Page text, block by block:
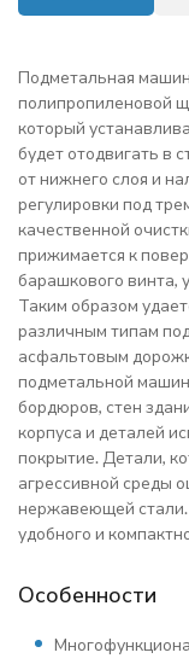
Подметальная
полипропиленовой
который
будет отодвигать в
от нижнего слоя и
регулировки под
качественной
прижимается к
барашкового винта,
Таким образом
различным типам
асфальтовым
подметальной
бордюров, стен
корпуса и деталей
покрытие. Детали,
агрессивной среды
нержавеющей стали.
удобного и
Особенности